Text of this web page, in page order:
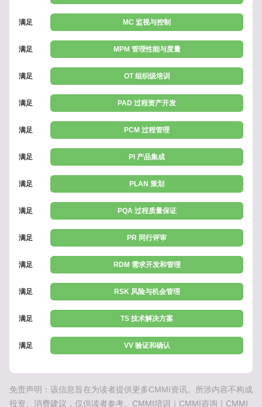
满足 MC 监视与控制
满足 MPM 管理性能与度量
满足 OT 组织级培训
满足 PAD 过程资产开发
满足 PCM 过程管理
满足 PI 产品集成
满足 PLAN 策划
满足 PQA 过程质量保证
满足 PR 同行评审
满足 RDM 需求开发和管理
满足 RSK 风险与机会管理
满足 TS 技术解决方案
满足 VV 验证和确认
免责声明：该信息旨在为读者提供更多CMMI资讯。所涉内容不构成
投资、消费建议，仅供读者参考。CMMI培训｜CMMI咨询｜CMMI